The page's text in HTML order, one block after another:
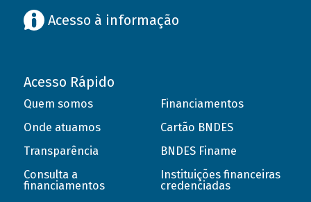
Acesso à informação
Acesso Rápido
Quem somos
Onde atuamos
Transparência
Consulta a
financiamentos
Financiamentos
Cartão BNDES
BNDES Finame
Instituições financeiras
credenciadas